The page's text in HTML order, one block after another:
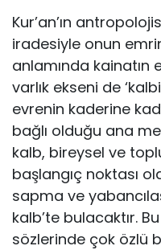
Kur’an’ın
irade­siyle onun
anlamında kaina­tın
varlık ekseni de
evrenin kaderine
bağlı olduğu ana
kalb, bireysel ve
başlangıç nok­tası
sapma ve
kalb’te bulacaktır.
sözlerinde çok özlü